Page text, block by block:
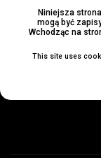
Niniejsza
mogą być
Wchodząc na
This site uses